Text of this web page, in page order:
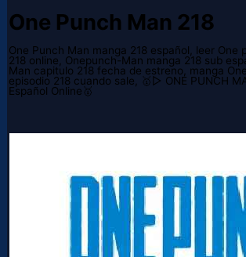
One Punch Man 218
One Punch Man manga 218 español, leer One
218 online, Onepunch-Man manga 218 sub
Man capitulo 218 fecha de estreno, manga
episodio 218 cuando sale, 🥇▷ ONE PUNCH
Español Online🥇